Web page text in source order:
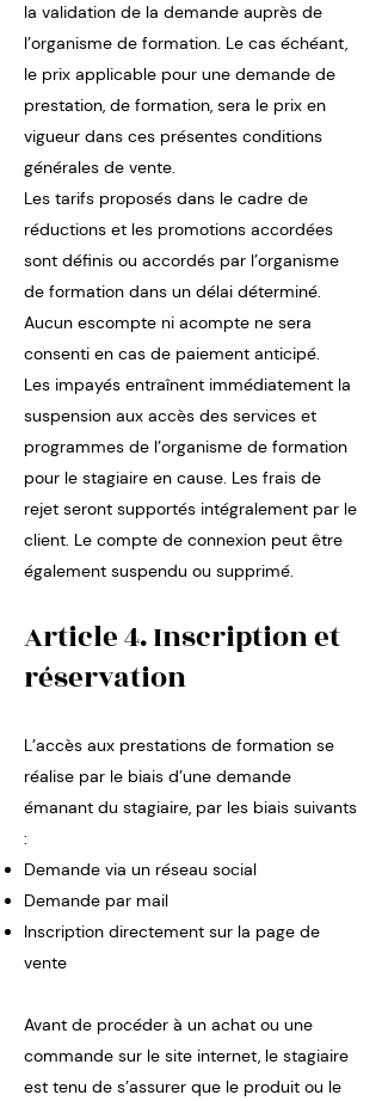
la validation de la demande auprès de
l’organisme de formation. Le cas échéant,
le prix applicable pour une demande de
prestation, de formation, sera le prix en
vigueur dans ces présentes conditions
générales de vente.
Les tarifs proposés dans le cadre de
réductions et les promotions accordées
sont définis ou accordés par l’organisme
de formation dans un délai déterminé.
Aucun escompte ni acompte ne sera
consenti en cas de paiement anticipé.
Les impayés entraînent immédiatement la
suspension aux accès des services et
programmes de l’organisme de formation
pour le stagiaire en cause. Les frais de
rejet seront supportés intégralement par le
client. Le compte de connexion peut être
également suspendu ou supprimé.
Article 4. Inscription et
réservation
L’accès aux prestations de formation se
réalise par le biais d’une demande
émanant du stagiaire, par les biais suivants
:
Demande via un réseau social
Demande par mail
Inscription directement sur la page de
vente
Avant de procéder à un achat ou une
commande sur le site internet, le stagiaire
est tenu de s’assurer que le produit ou le